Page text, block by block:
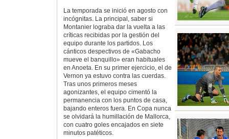
La temporada se inició en agosto con
incógnitas. La principal, saber si
Montanier lograba dar la vuelta a las
críticas recibidas por la gestión del
equipo durante los partidos. Los
cánticos despectivos de «Gabacho
mueve el banquillo» eran habituales
en Anoeta. En su primer ejercicio, el de
Vernon ya estuvo contra las cuerdas.
Tras unos primeros meses
agonizantes, el equipo cimentó la
permanencia con los puntos de casa,
bajando enteros fuera. En Copa nunca
se olvidará la humillación de Mallorca,
con cuatro goles encajados en siete
minutos patéticos.